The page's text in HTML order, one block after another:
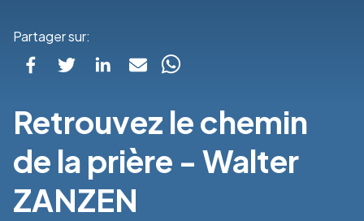
Partager sur:
Retrouvez le chemin
de la prière - Walter
ZANZEN